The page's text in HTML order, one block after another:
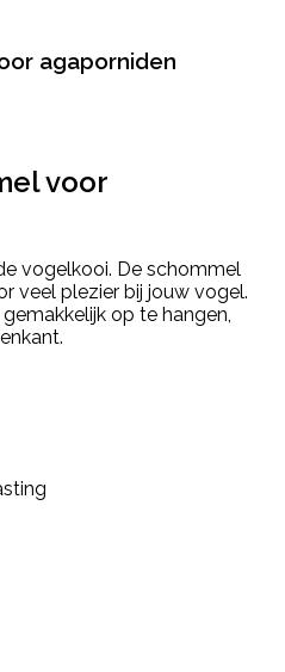
agaporniden
voor
vogelkooi. De schommel
veel plezier bij jouw vogel.
op te hangen,